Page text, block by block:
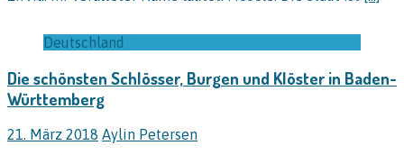
Deutschland
Die schönsten Schlösser, Burgen und Klöster in Baden-
Württemberg
21. März 2018 Aylin Petersen